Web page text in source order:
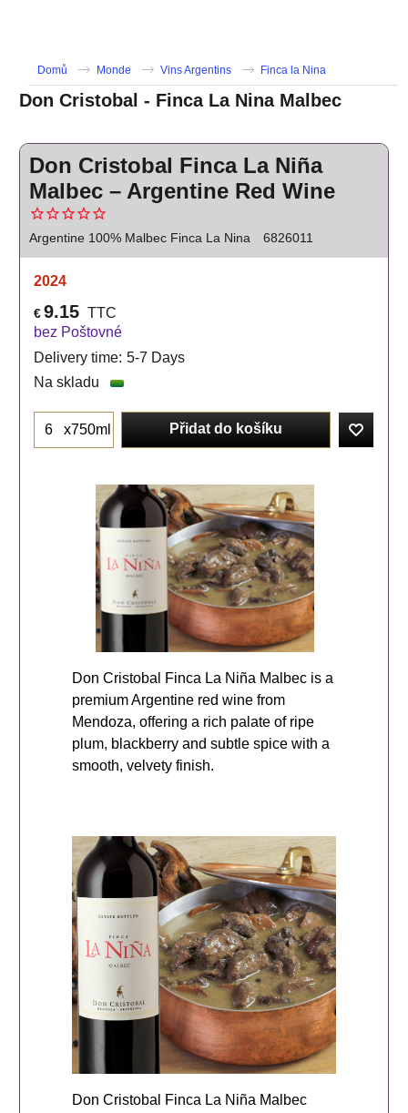
Domů Monde Vins Argentins Finca la Nina
Don Cristobal - Finca La Nina Malbec
Don Cristobal Finca La Niña
Malbec – Argentine Red Wine
Argentine 100% Malbec Finca La Nina 6826011
2024
€9.15 TTC
bez Poštovné
Delivery time: 5-7 Days
Na skladu
x750ml Přidat do košíku
Don Cristobal Finca La Niña Malbec is a
premium Argentine red wine from
Mendoza, offering a rich palate of ripe
plum, blackberry and subtle spice with a
smooth, velvety finish.
Don Cristobal Finca La Niña Malbec